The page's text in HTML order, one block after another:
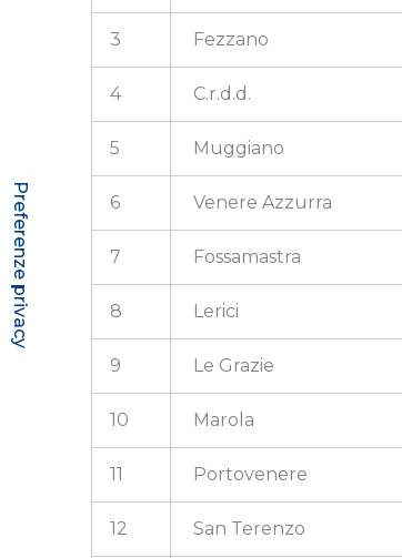
3 Fezzano
4 C.r.d.d.
5 Muggiano
6 Venere Azzurra
7 Fossamastra
8 Lerici
9 Le Grazie
10 Marola
11 Portovenere
12 San Terenzo